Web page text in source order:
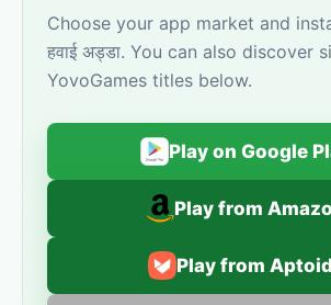
Choose your app market and
हवाई अड्डा. You can also discover
YovoGames titles below.
Play on Google
Play from
Play from